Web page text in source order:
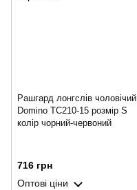
Рашгард лонгслів чоловічий
Domino TC210-15 розмір S
колір чорний-червоний
716 грн
Оптові ціни